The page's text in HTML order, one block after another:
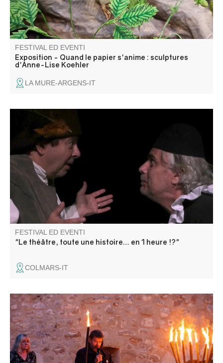
FESTIVAL ED EVENTI
Exposition - Quand le papier s'anime : sculptures
d'Anne-Lise Koehler
LA MURE-ARGENS-IT
Comment évoquer plus de 2000 ans de théâtre en 60
minutes ? C'est le défi relevé par les 2 comédiens
Frédéric Dufour et Frank Gétreau, racontant, au fil des
époques, l'évolution de cet art, en jouant tous les
répertoires…
FESTIVAL ED EVENTI
"Le théâtre, toute une histoire… en 1 heure !?"
COLMARS-IT
Colmars, quasi completamente distrutta da un violento
incendio che fece molte vittime, celebra questa tragedia in
memoria dei suoi abitanti che hanno pagato con la vita.
Una fiaccolata e un racconto dell'incendio scandiscono
questa serata di ricordo.